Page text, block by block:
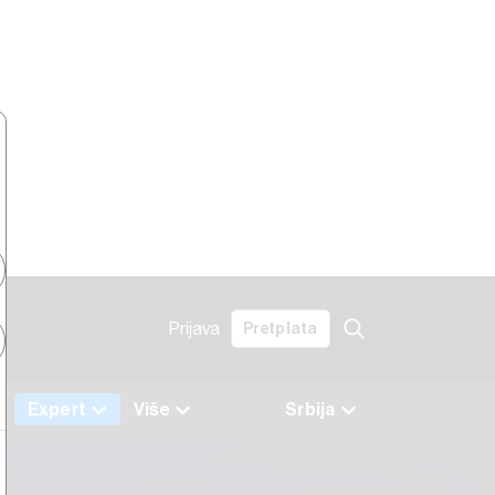
Prijava Pretplata
Srbija
Expert Više